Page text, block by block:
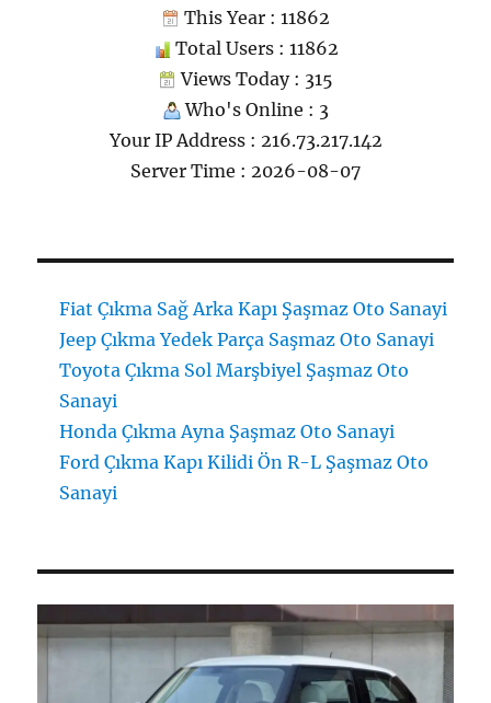
This Year : 11862
Total Users : 11862
Views Today : 315
Who's Online : 3
Your IP Address : 216.73.217.142
Server Time : 2026-08-07
Fiat Çıkma Sağ Arka Kapı Şaşmaz Oto Sanayi
Jeep Çıkma Yedek Parça Saşmaz Oto Sanayi
Toyota Çıkma Sol Marşbiyel Şaşmaz Oto
Sanayi
Honda Çıkma Ayna Şaşmaz Oto Sanayi
Ford Çıkma Kapı Kilidi Ön R-L Şaşmaz Oto
Sanayi